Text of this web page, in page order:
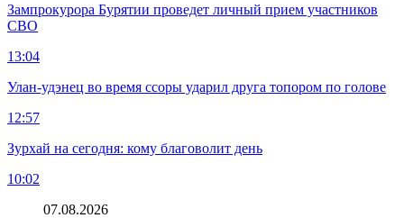
Зампрокурора Бурятии проведет личный прием участников
СВО
13:04
Улан-удэнец во время ссоры ударил друга топором по голове
12:57
Зурхай на сегодня: кому благоволит день
10:02
07.08.2026